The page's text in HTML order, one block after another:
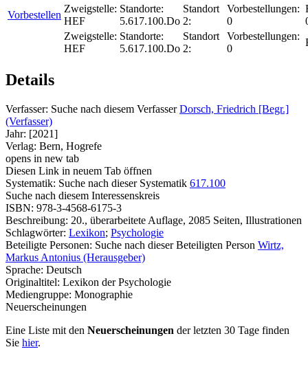
Vorbestellen
Zweigstelle:
HEF
Standorte:
5.617.100.Do
Standort
2:
Vorbestellungen:
0
Zweigstelle:
HEF
Standorte:
5.617.100.Do
Standort
2:
Vorbestellungen:
0
Details
Verfasser: Suche nach diesem Verfasser Dorsch, Friedrich [Begr.]
(Verfasser)
Jahr: [2021]
Verlag: Bern, Hogrefe
opens in new tab
Diesen Link in neuem Tab öffnen
Systematik: Suche nach dieser Systematik 617.100
Suche nach diesem Interessenskreis
ISBN: 978-3-4568-6175-3
Beschreibung: 20., überarbeitete Auflage, 2085 Seiten, Illustrationen
Schlagwörter: Lexikon; Psychologie
Beteiligte Personen: Suche nach dieser Beteiligten Person Wirtz,
Markus Antonius (Herausgeber)
Sprache: Deutsch
Originaltitel: Lexikon der Psychologie
Mediengruppe: Monographie
Neuerscheinungen
Eine Liste mit den Neuerscheinungen der letzten 30 Tage finden
Sie hier.